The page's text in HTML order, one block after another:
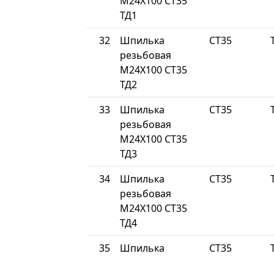
ТД1
32
Шпилька
резьбовая
М24Х100 СТ35
ТД2
СТ35
33
Шпилька
резьбовая
М24Х100 СТ35
ТД3
СТ35
34
Шпилька
резьбовая
М24Х100 СТ35
ТД4
СТ35
35
Шпилька
СТ35